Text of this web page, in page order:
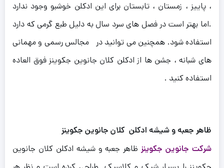
، پاییز ، زمستان ، تابستان برای این ادکلن خوشبو وجود ندارد
.اما بهتر است در فصل های سرد سال به دلیل طبع گرمی که دارد
استفاده شود. همچنین می توانید در مجالس رسمی و مهمانی
های شبانه ، جشن ها از ادکلن کلان جانوین جکوینز فوق العاده
استفاده کنید .
ظاهر جعبه و شیشه ادکلن کلان جانوین جکوینز
شرکت جانوین جکوینز ظاهر جعبه و شیشه ادکلن کلان جانوین